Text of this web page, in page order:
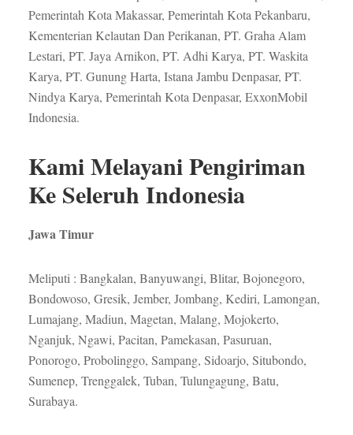
Pemerintah Kota Makassar, Pemerintah Kota Pekanbaru,
Kementerian Kelautan Dan Perikanan, PT. Graha Alam
Lestari, PT. Jaya Arnikon, PT. Adhi Karya, PT. Waskita
Karya, PT. Gunung Harta, Istana Jambu Denpasar, PT.
Nindya Karya, Pemerintah Kota Denpasar, ExxonMobil
Indonesia.
Kami Melayani Pengiriman
Ke Seleruh Indonesia
Jawa Timur
Meliputi : Bangkalan, Banyuwangi, Blitar, Bojonegoro,
Bondowoso, Gresik, Jember, Jombang, Kediri, Lamongan,
Lumajang, Madiun, Magetan, Malang, Mojokerto,
Nganjuk, Ngawi, Pacitan, Pamekasan, Pasuruan,
Ponorogo, Probolinggo, Sampang, Sidoarjo, Situbondo,
Sumenep, Trenggalek, Tuban, Tulungagung, Batu,
Surabaya.